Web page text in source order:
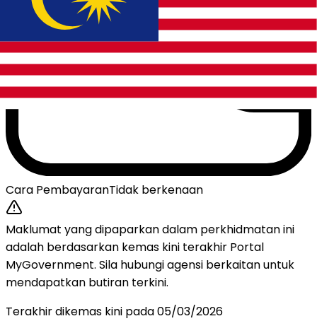
Cara PembayaranTidak berkenaan
Maklumat yang dipaparkan dalam perkhidmatan ini
adalah berdasarkan kemas kini terakhir Portal
MyGovernment. Sila hubungi agensi berkaitan untuk
mendapatkan butiran terkini.
Terakhir dikemas kini pada05/03/2026